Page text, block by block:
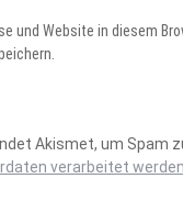
und Website in diesem
Akismet, um Spam
verarbeitet werden.